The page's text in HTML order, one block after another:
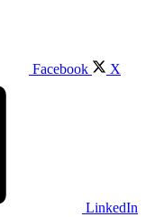
Facebook X
LinkedIn